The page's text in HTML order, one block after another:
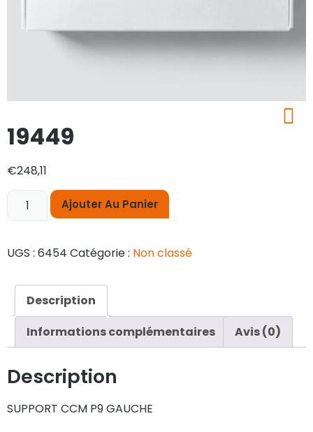
19449
€248,11
Ajouter Au Panier
UGS : 6454 Catégorie : Non classé
Description
Informations complémentaires
Avis (0)
Description
SUPPORT CCM P9 GAUCHE